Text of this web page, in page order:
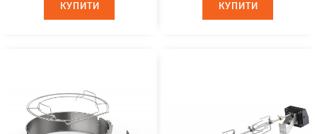
КУПИТИ
КУПИТИ КУПИТИ
КУПИТИ